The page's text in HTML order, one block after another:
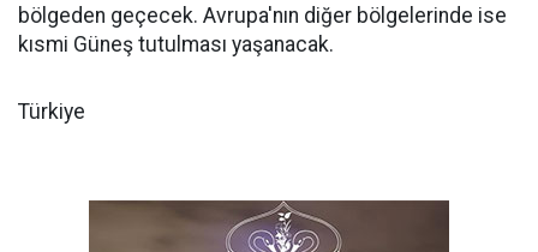
bölgeden geçecek. Avrupa'nın diğer bölgelerinde ise
kısmi Güneş tutulması yaşanacak.
Türkiye